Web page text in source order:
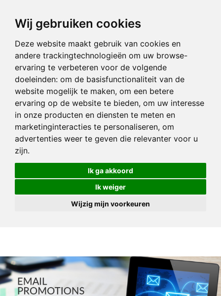
Wij gebruiken cookies
Deze website maakt gebruik van cookies en
andere trackingtechnologieën om uw browse-
ervaring te verbeteren voor de volgende
doeleinden: om de basisfunctionaliteit van de
website mogelijk te maken, om een betere
ervaring op de website te bieden, om uw interesse
in onze producten en diensten te meten en
marketinginteracties te personaliseren, om
advertenties weer te geven die relevanter voor u
zijn.
Ik ga akkoord
Ik weiger
Wijzig mijn voorkeuren